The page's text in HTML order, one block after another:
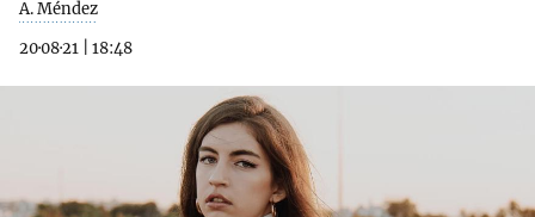
A. Méndez
20·08·21
18:48